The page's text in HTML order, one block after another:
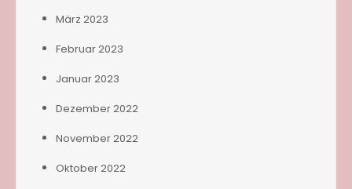
März 2023
Februar 2023
Januar 2023
Dezember 2022
November 2022
Oktober 2022